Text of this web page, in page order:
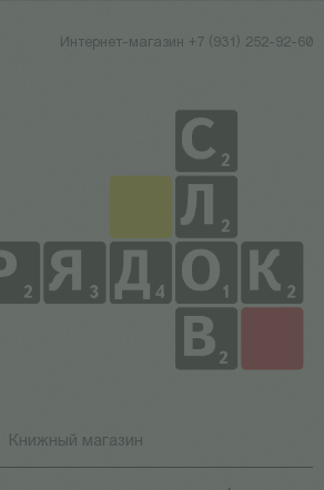
Интернет-магазин +7 (931) 252-92-60
Книжный магазин